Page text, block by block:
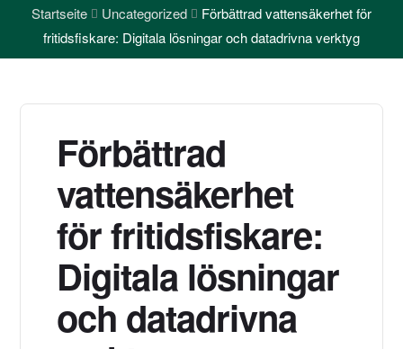
Startseite Uncategorized
Förbättrad vattensäkerhet för
fritidsfiskare: Digitala lösningar och datadrivna verktyg
Förbättrad
vattensäkerhet
för fritidsfiskare:
Digitala lösningar
och datadrivna